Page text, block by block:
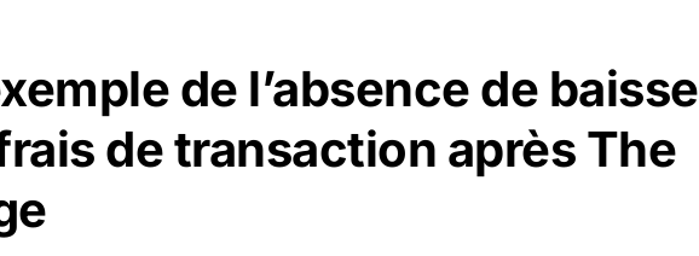
de l’absence de baisse
de transaction après The